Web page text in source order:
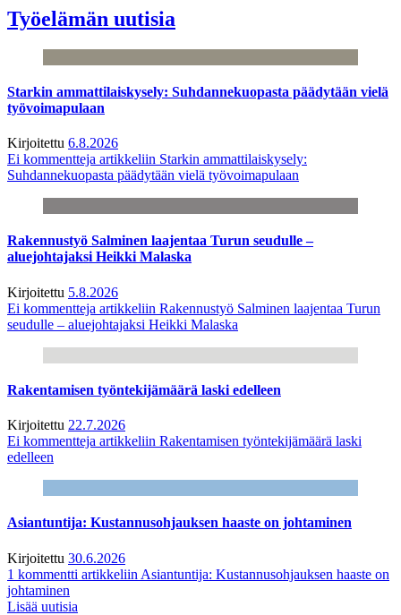
Työelämän uutisia
Starkin ammattilaiskysely: Suhdannekuopasta päädytään vielä
työvoimapulaan
Kirjoitettu 6.8.2026
Ei kommentteja artikkeliin Starkin ammattilaiskysely:
Suhdannekuopasta päädytään vielä työvoimapulaan
Rakennustyö Salminen laajentaa Turun seudulle –
aluejohtajaksi Heikki Malaska
Kirjoitettu 5.8.2026
Ei kommentteja artikkeliin Rakennustyö Salminen laajentaa Turun
seudulle – aluejohtajaksi Heikki Malaska
Rakentamisen työntekijämäärä laski edelleen
Kirjoitettu 22.7.2026
Ei kommentteja artikkeliin Rakentamisen työntekijämäärä laski
edelleen
Asiantuntija: Kustannusohjauksen haaste on johtaminen
Kirjoitettu 30.6.2026
1 kommentti artikkeliin Asiantuntija: Kustannusohjauksen haaste on
johtaminen
Lisää uutisia